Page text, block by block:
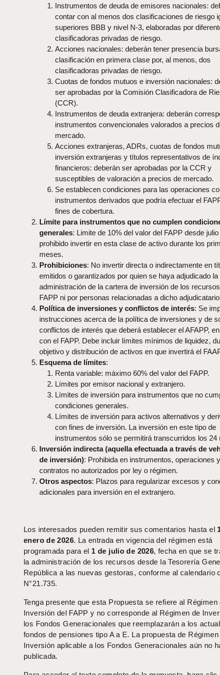
Instrumentos de deuda de emisores nacionales:
contar con al menos dos clasificaciones de riesgo
superiores BBB y nivel N-3, elaboradas por
clasificadoras privadas de riesgo.
Acciones nacionales: deberán tener presencia
clasificación en primera clase por, al menos, dos
clasificadoras privadas de riesgo.
Cuotas de fondos mutuos e inversión nacionales:
ser aprobadas por la Comisión Clasificadora de
(CCR).
Instrumentos de deuda extranjera: deberán
instrumentos convencionales valorados a precios
mercado.
Acciones extranjeras, ADRs, cuotas de fondos
inversión extranjeras y títulos representativos de
financieros: deberán ser aprobadas por la CCR y
susceptibles de valoración a precios de mercado.
Se establecen condiciones para las operaciones
instrumentos derivados que podría efectuar el
fines de cobertura.
Límite para instrumentos que no cumplen
generales: Limite de 10% del valor del FAPP desde
prohibido invertir en esta clase de activo durante los
meses.
Prohibiciones: No invertir directa o indirectamente en
emitidos o garantizados por quien se haya adjudicado la
administración de la cartera de inversión de los
FAPP ni por personas relacionadas a dicho
Política de inversiones y conflictos de interés: Se
instrucciones acerca de la política de inversiones y de
conflictos de interés que deberá establecer el AFAPP,
con el FAPP. Debe incluir límites mínimos de liquidez,
objetivo y distribución de activos en que invertirá el
Esquema de límites:
Renta variable: máximo 60% del valor del FAPP.
Límites por emisor nacional y extranjero.
Límites de inversión para instrumentos que no
condiciones generales.
Límites de inversión para activos alternativos y
con fines de inversión. La inversión en este tipo de
instrumentos sólo se permitirá transcurridos los 24
Inversión indirecta (aquella efectuada a través de
de inversión): Prohibida en instrumentos, operaciones y
contratos no autorizados por ley o régimen.
Otros aspectos: Plazos para regularizar excesos y
adicionales para inversión en el extranjero.
Los interesados pueden remitir sus comentarios hasta el
enero de 2026. La entrada en vigencia del régimen está
programada para el 1 de julio de 2026, fecha en que se
la administración de los recursos desde la Tesorería
República a las nuevas gestoras, conforme al calendario
N°21.735.
Tenga presente que esta Propuesta se refiere al Régimen
Inversión del FAPP y no corresponde al Régimen de
los Fondos Generacionales que reemplazarán a los
fondos de pensiones tipo A a E. La propuesta de Régimen
Inversión aplicable a los Fondos Generacionales aún no
publicada.